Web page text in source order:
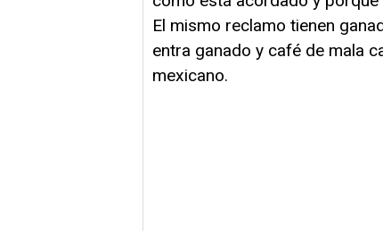
El mismo reclamo tienen
entra ganado y café de mala
mexicano.